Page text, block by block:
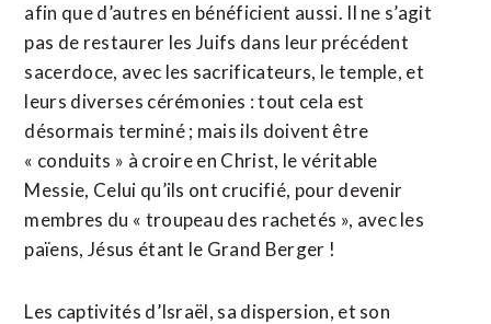
afin que d’autres en bénéficient aussi. Il ne s’agit
pas de restaurer les Juifs dans leur précédent
sacerdoce, avec les sacrificateurs, le temple, et
leurs diverses cérémonies : tout cela est
désormais terminé ; mais ils doivent être
« conduits » à croire en Christ, le véritable
Messie, Celui qu’ils ont crucifié, pour devenir
membres du « troupeau des rachetés », avec les
païens, Jésus étant le Grand Berger !
Les captivités d’Israël, sa dispersion, et son